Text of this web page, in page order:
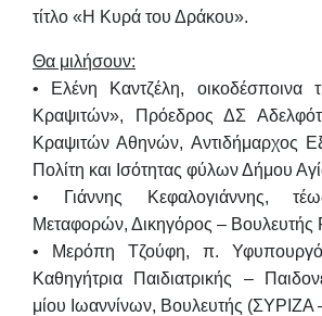
τίτλο «Η Κυρά του Δράκου».
Θα μιλήσουν:
•
Ελένη Καντζέλη, οικοδέσποινα
Κραψιτών», Πρόεδρος ΔΣ
Κραψιτών Αθηνών, Αντιδήμαρχος
Πολίτη και Ισότητας φύλων Δήμου
•
Γιάννης Κεφαλογιάννης,
Μεταφορών, Δικηγόρος –
•
Μερόπη Τζούφη, π.
Καθηγήτρια Παιδιατρικής –
μίου Ιωαννίνων, Βουλευτής